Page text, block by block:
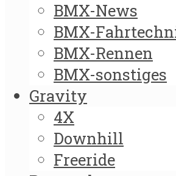
BMX-News
BMX-
BMX-Rennen
BMX-sonstiges
Gravity
4X
Downhill
Freeride